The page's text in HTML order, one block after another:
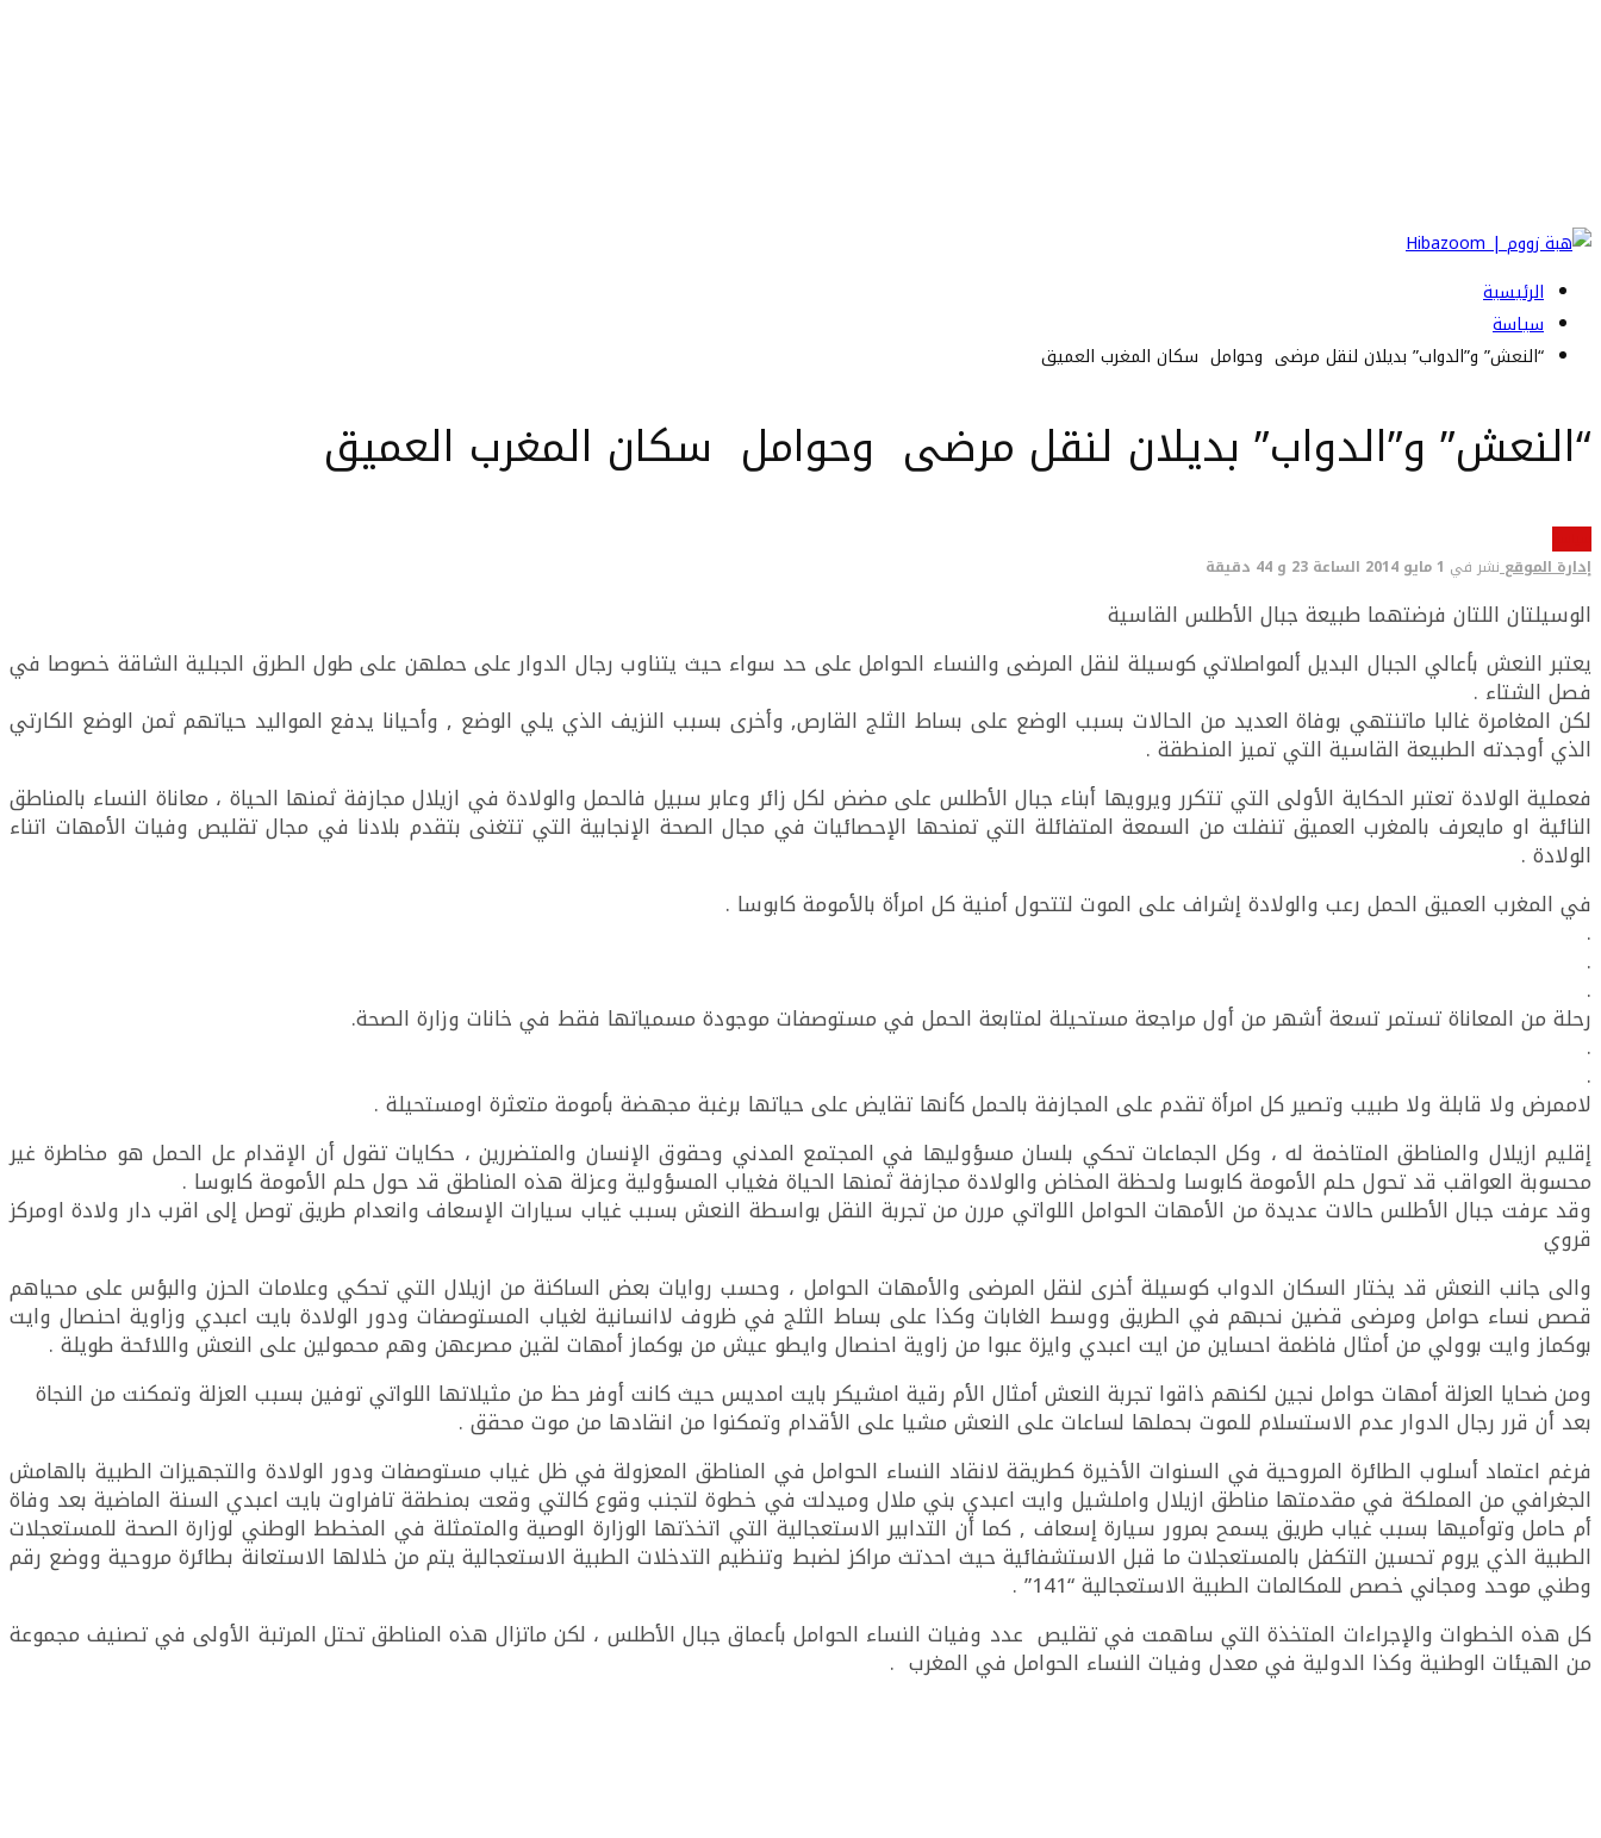
الرئيسية
سياسة
“النعش” و”الدواب” بديلان لنقل مرضى وحوامل سكان المغرب العميق
“النعش” و”الدواب” بديلان لنقل مرضى وحوامل سكان المغرب العميق
إدارة الموقع نشر في 1 مايو 2014 الساعة 23 و 44 دقيقة
الوسيلتان اللتان فرضتهما طبيعة جبال الأطلس القاسية
يعتبر النعش بأعالي الجبال البديل ألمواصلاتي كوسيلة لنقل المرضى والنساء الحوامل على حد سواء حيث يتناوب رجال الدوار على حملهن على طول الطرق الجبلية الشاقة خصوصا في
فصل الشتاء .
لكن المغامرة غالبا ماتنتهي بوفاة العديد من الحالات بسبب الوضع على بساط الثلج القارص, وأخرى بسبب النزيف الذي يلي الوضع , وأحيانا يدفع المواليد حياتهم ثمن الوضع الكارتي
الذي أوجدته الطبيعة القاسية التي تميز المنطقة .
فعملية الولادة تعتبر الحكاية الأولى التي تتكرر ويرويها أبناء جبال الأطلس على مضض لكل زائر وعابر سبيل فالحمل والولادة في ازيلال مجازفة ثمنها الحياة ، معاناة النساء بالمناطق
النائية او مايعرف بالمغرب العميق تنفلت من السمعة المتفائلة التي تمنحها الإحصائيات في مجال الصحة الإنجابية التي تتغنى بتقدم بلادنا في مجال تقليص وفيات الأمهات اتناء
الولادة .
في المغرب العميق الحمل رعب والولادة إشراف على الموت لتتحول أمنية كل امرأة بالأمومة كابوسا .
.
.
.
رحلة من المعاناة تستمر تسعة أشهر من أول مراجعة مستحيلة لمتابعة الحمل في مستوصفات موجودة مسمياتها فقط في خانات وزارة الصحة.
.
.
لاممرض ولا قابلة ولا طبيب وتصير كل امرأة تقدم على المجازفة بالحمل كأنها تقايض على حياتها برغبة مجهضة بأمومة متعثرة اومستحيلة .
إقليم ازيلال والمناطق المتاخمة له ، وكل الجماعات تحكي بلسان مسؤوليها في المجتمع المدني وحقوق الإنسان والمتضررين ، حكايات تقول أن الإقدام عل الحمل هو مخاطرة غير
محسوبة العواقب قد تحول حلم الأمومة كابوسا ولحظة المخاض والولادة مجازفة ثمنها الحياة فغياب المسؤولية وعزلة هذه المناطق قد حول حلم الأمومة كابوسا .
وقد عرفت جبال الأطلس حالات عديدة من الأمهات الحوامل اللواتي مررن من تجربة النقل بواسطة النعش بسبب غياب سيارات الإسعاف وانعدام طريق توصل إلى اقرب دار ولادة اومركز
قروي
والى جانب النعش قد يختار السكان الدواب كوسيلة أخرى لنقل المرضى والأمهات الحوامل ، وحسب روايات بعض الساكنة من ازيلال التي تحكي وعلامات الحزن والبؤس على محياهم
قصص نساء حوامل ومرضى قضين نحبهم في الطريق ووسط الغابات وكذا على بساط الثلج في ظروف لاانسانية لغياب المستوصفات ودور الولادة بايت اعبدي وزاوية احنصال وايت
بوكماز وايت بوولي من أمثال فاظمة احساين من ايت اعبدي وايزة عبوا من زاوية احنصال وايطو عيش من بوكماز أمهات لقين مصرعهن وهم محمولين على النعش واللائحة طويلة .
ومن ضحايا العزلة أمهات حوامل نجين لكنهم ذاقوا تجربة النعش أمثال الأم رقية امشيكر بايت امديس حيث كانت أوفر حظ من مثيلاتها اللواتي توفين بسبب العزلة وتمكنت من النجاة
بعد أن قرر رجال الدوار عدم الاستسلام للموت بحملها لساعات على النعش مشيا على الأقدام وتمكنوا من انقادها من موت محقق .
فرغم اعتماد أسلوب الطائرة المروحية في السنوات الأخيرة كطريقة لانقاد النساء الحوامل في المناطق المعزولة في ظل غياب مستوصفات ودور الولادة والتجهيزات الطبية بالهامش
الجغرافي من المملكة في مقدمتها مناطق ازيلال واملشيل وايت اعبدي بني ملال وميدلت في خطوة لتجنب وقوع كالتي وقعت بمنطقة تافراوت بايت اعبدي السنة الماضية بعد وفاة
أم حامل وتوأميها بسبب غياب طريق يسمح بمرور سيارة إسعاف , كما أن التدابير الاستعجالية التي اتخذتها الوزارة الوصية والمتمثلة في المخطط الوطني لوزارة الصحة للمستعجلات
الطبية الذي يروم تحسين التكفل بالمستعجلات ما قبل الاستشفائية حيث احدتث مراكز لضبط وتنظيم التدخلات الطبية الاستعجالية يتم من خلالها الاستعانة بطائرة مروحية ووضع رقم
وطني موحد ومجاني خصص للمكالمات الطبية الاستعجالية “141” .
كل هذه الخطوات والإجراءات المتخذة التي ساهمت في تقليص عدد وفيات النساء الحوامل بأعماق جبال الأطلس ، لكن ماتزال هذه المناطق تحتل المرتبة الأولى في تصنيف مجموعة
من الهيئات الوطنية وكذا الدولية في معدل وفيات النساء الحوامل في المغرب .